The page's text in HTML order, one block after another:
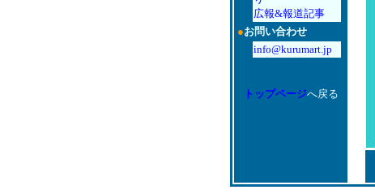
広報&報道記事
●お問い合わせ
info@kurumart.jp
トップページへ戻る